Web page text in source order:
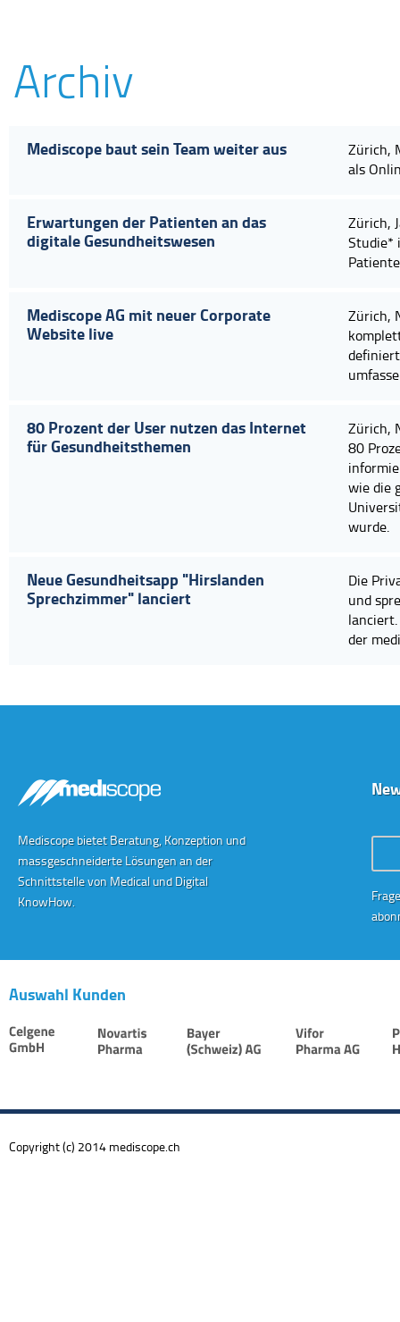
Archiv
Mediscope baut sein Team weiter aus
Zürich,
als
Erwartungen der Patienten an das
digitale Gesundheitswesen
Zürich,
Studie*
Mediscope AG mit neuer Corporate
Website live
Zürich,
80 Prozent der User nutzen das Internet
für Gesundheitsthemen
Zürich,
80
wie die
wurde.
Neue Gesundheitsapp "Hirslanden
Sprechzimmer" lanciert
Die
und
der
Mediscope bietet Beratung, Konzeption und
massgeschneiderte Lösungen an der
Schnittstelle von Medical und Digital
KnowHow.
Auswahl Kunden
Copyright (c) 2014 mediscope.ch